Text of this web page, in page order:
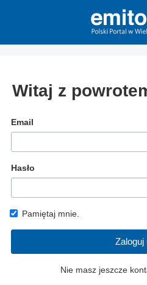
Witaj z
Email
Hasło
Pamiętaj mnie.
Zaloguj
Nie masz jeszcze